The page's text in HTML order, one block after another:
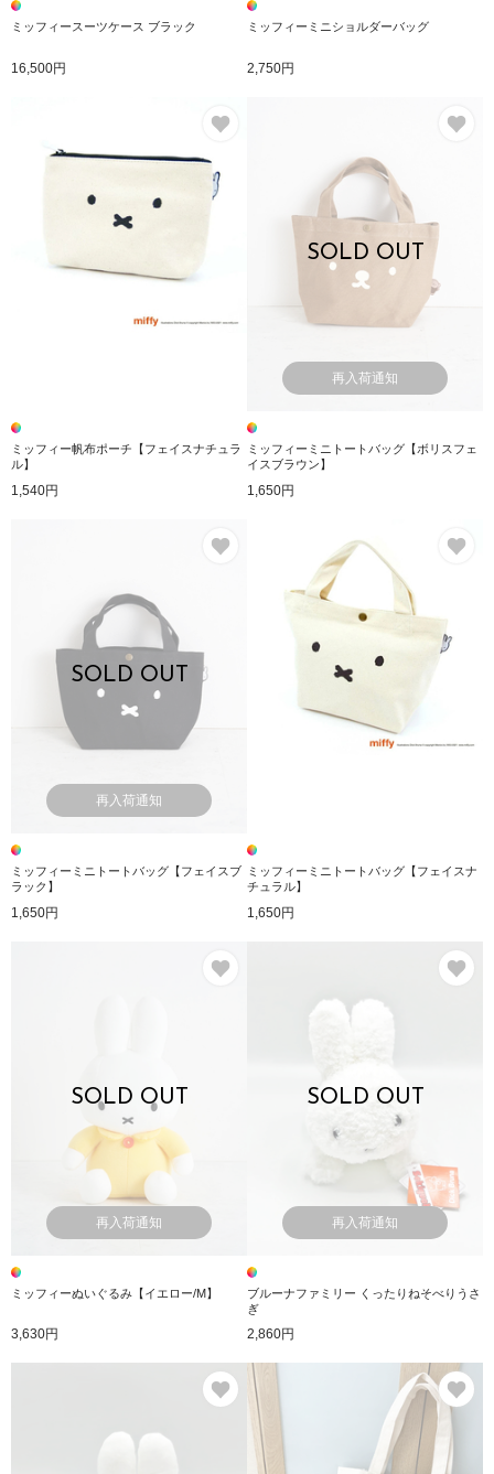
ミッフィースーツケース ブラック
16,500円
ミッフィーミニショルダーバッグ
2,750円
ミッフィー帆布ポーチ【フェイスナチュラ
ル】
1,540円
SOLD OUT
再入荷通知
ミッフィーミニトートバッグ【ボリスフェ
イスブラウン】
1,650円
SOLD OUT
再入荷通知
ミッフィーミニトートバッグ【フェイスブ
ラック】
1,650円
ミッフィーミニトートバッグ【フェイスナ
チュラル】
1,650円
SOLD OUT
再入荷通知
ミッフィーぬいぐるみ【イエロー/M】
3,630円
SOLD OUT
再入荷通知
ブルーナファミリー くったりねそべりうさ
ぎ
2,860円
お気に入り